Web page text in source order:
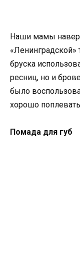
Наши мамы
«Ленинградской»
бруска
ресниц, но и
было
хорошо
Помада для губ